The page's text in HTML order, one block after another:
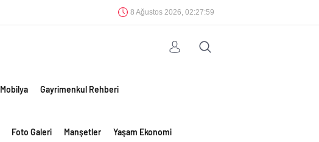
8 Ağustos 2026, 02:28:00
Mobilya Gayrimenkul Rehberi
Foto Galeri Manşetler Yaşam Ekonomi